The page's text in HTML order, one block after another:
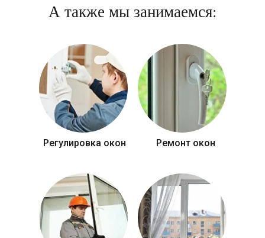
А также мы занимаемся:
Регулировка окон Ремонт окон